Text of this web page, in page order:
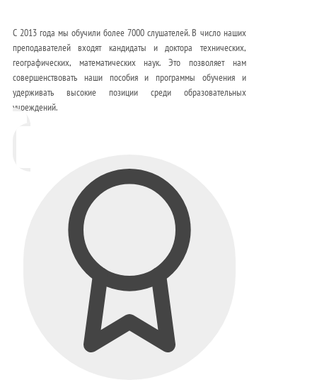
С 2013 года мы обучили более 7000 слушателей. В число наших
преподавателей входят кандидаты и доктора технических,
географических, математических наук. Это позволяет нам
совершенствовать наши пособия и программы обучения и
удерживать высокие позиции среди образовательных
учреждений.